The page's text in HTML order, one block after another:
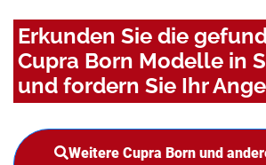
Erkunden Sie die
Cupra Born Modelle in
und fordern Sie Ihr
Weitere Cupra Born und